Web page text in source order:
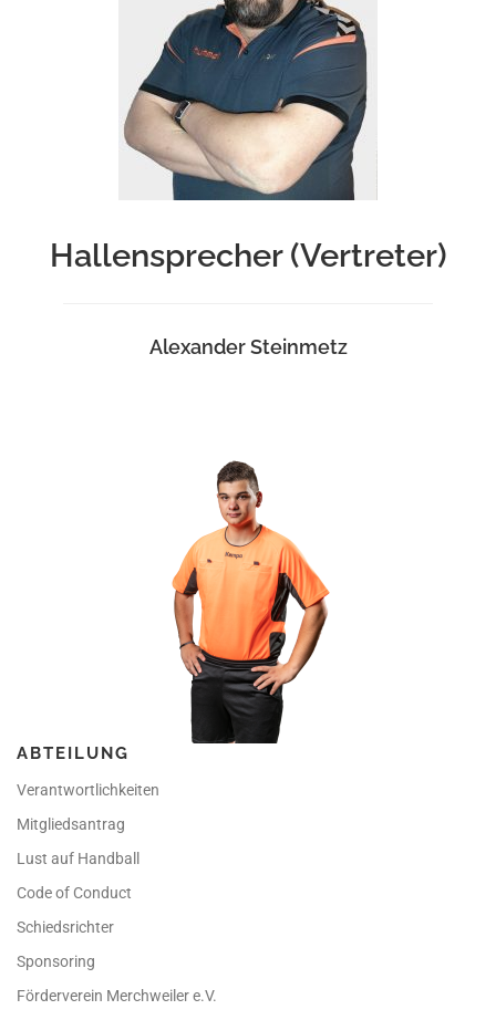
Hallensprecher (Vertreter)
Alexander Steinmetz
ABTEILUNG
Verantwortlichkeiten
Mitgliedsantrag
Lust auf Handball
Code of Conduct
Schiedsrichter
Sponsoring
Förderverein Merchweiler e.V.